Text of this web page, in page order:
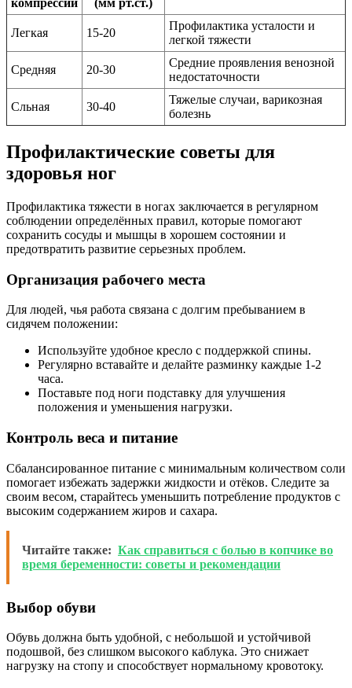
компрессии (мм рт.ст.)
Легкая 15-20
Профилактика усталости и
легкой тяжести
Средняя 20-30
Средние проявления венозной
недостаточности
Сльная 30-40
Тяжелые случаи, варикозная
болезнь
Профилактические советы для
здоровья ног
Профилактика тяжести в ногах заключается в регулярном
соблюдении определённых правил, которые помогают
сохранить сосуды и мышцы в хорошем состоянии и
предотвратить развитие серьезных проблем.
Организация рабочего места
Для людей, чья работа связана с долгим пребыванием в
сидячем положении:
Используйте удобное кресло с поддержкой спины.
Регулярно вставайте и делайте разминку каждые 1-2
часа.
Поставьте под ноги подставку для улучшения
положения и уменьшения нагрузки.
Контроль веса и питание
Сбалансированное питание с минимальным количеством соли
помогает избежать задержки жидкости и отёков. Следите за
своим весом, старайтесь уменьшить потребление продуктов с
высоким содержанием жиров и сахара.
Читайте также: Как справиться с болью в копчике во
время беременности: советы и рекомендации
Выбор обуви
Обувь должна быть удобной, с небольшой и устойчивой
подошвой, без слишком высокого каблука. Это снижает
нагрузку на стопу и способствует нормальному кровотоку.